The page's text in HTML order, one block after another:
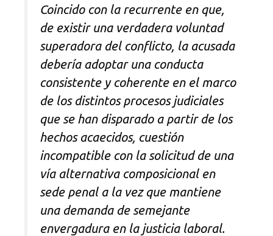
Coincido con la recurrente en que,
de existir una verdadera voluntad
superadora del conflicto, la acusada
debería adoptar una conducta
consistente y coherente en el marco
de los distintos procesos judiciales
que se han disparado a partir de los
hechos acaecidos, cuestión
incompatible con la solicitud de una
vía alternativa composicional en
sede penal a la vez que mantiene
una demanda de semejante
envergadura en la justicia laboral.